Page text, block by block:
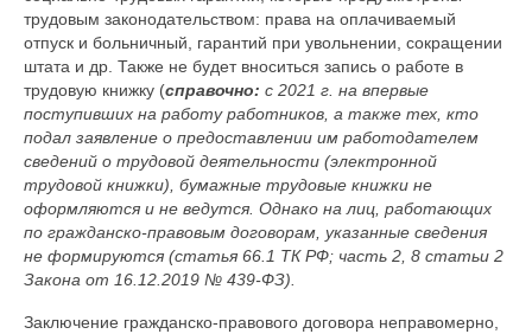
трудовым законодательством: права на оплачиваемый
отпуск и больничный, гарантий при увольнении, сокращении
штата и др. Также не будет вноситься запись о работе в
трудовую книжку (справочно: с 2021 г. на впервые
поступивших на работу работников, а также тех, кто
подал заявление о предоставлении им работодателем
сведений о трудовой деятельности (электронной
трудовой книжки), бумажные трудовые книжки не
оформляются и не ведутся. Однако на лиц, работающих
по гражданско-правовым договорам, указанные сведения
не формируются (статья 66.1 ТК РФ; часть 2, 8 статьи 2
Закона от 16.12.2019 № 439-ФЗ)
Заключение гражданско-правового договора неправомерно,